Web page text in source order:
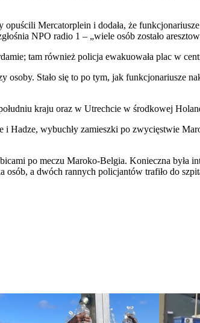
opuścili Mercatorplein i dodała, że
NPO radio 1 – „wiele osób zostało
tam również policja ewakuowała plac w
osoby. Stało się to po tym, jak funkcjonariusze
kraju oraz w Utrechcie w środkowej
wybuchły zamieszki po zwycięstwie
po meczu Maroko-Belgia. Konieczna
osób, a dwóch rannych policjantów trafiło do